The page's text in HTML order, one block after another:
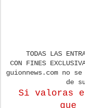
TODAS LAS
CON FINES
guionnews.com no
de
Si valoras
que